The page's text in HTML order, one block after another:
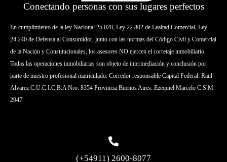
Conectando personas con sus lugares perfectos
En cumplimiento de la ley Nacional 25.028, Ley 22.802 de Lealtad Comercial, Ley
24.240 de Defensa al Consumidor, junto con las normas del Código Civil y Comercial
de la Nación y Constitucionales, los asesores NO ejercen el corretaje inmobiliario.
Todas las operaciones inmobiliarias son objeto de intermediación y conclusión por
parte de nuestro profesional matriculado. Corredor responsable Capital Federal: Raul
Alvarez C.U.C.I.C.B.A Nro: 8354 Provincia Buenos Aires: Ezequiel Marcelo C.S.M.
2947
(+54911) 2600-8077